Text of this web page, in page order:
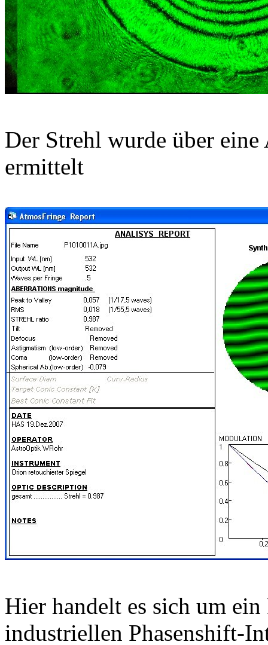
Der Strehl wurde über
ermittelt
Hier handelt es sich um
industriellen Phasenshift-